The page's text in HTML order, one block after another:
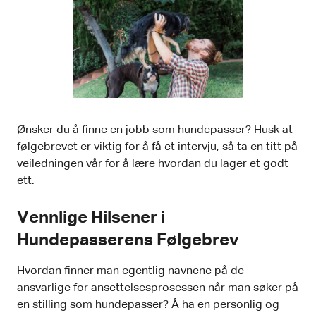
Ønsker du å finne en jobb som hundepasser? Husk at
følgebrevet er viktig for å få et intervju, så ta en titt på
veiledningen vår for å lære hvordan du lager et godt
ett.
Vennlige Hilsener i
Hundepasserens Følgebrev
Hvordan finner man egentlig navnene på de
ansvarlige for ansettelsesprosessen når man søker på
en stilling som hundepasser? Å ha en personlig og